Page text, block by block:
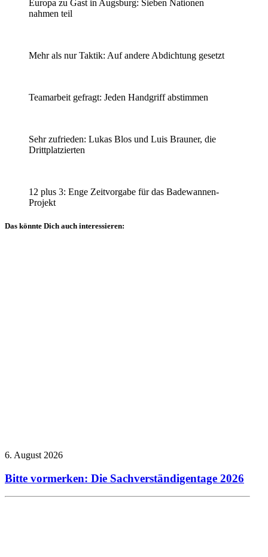
Europa zu Gast in Augsburg: Sieben Nationen
nahmen teil
Mehr als nur Taktik: Auf andere Abdichtung gesetzt
Teamarbeit gefragt: Jeden Handgriff abstimmen
Sehr zufrieden: Lukas Blos und Luis Brauner, die
Drittplatzierten
12 plus 3: Enge Zeitvorgabe für das Badewannen-
Projekt
Das könnte Dich auch interessieren:
6. August 2026
Bitte vormerken: Die Sachverständigentage 2026